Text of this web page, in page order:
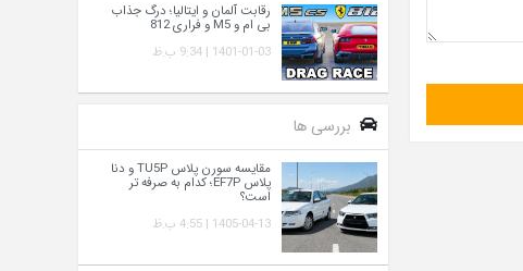
رقابت آلمان و ایتالیا؛ درگ جذاب
بی ام و M5 و فراری 812
1401-01-03 | 9:34 ب.ظ
بررسی ها
مقایسه سورن پلاس TU5P و دنا
پلاس EF7P؛ کدام به‌ صرفه‌ تر
است؟
1405-04-13 | 4:55 ب.ظ